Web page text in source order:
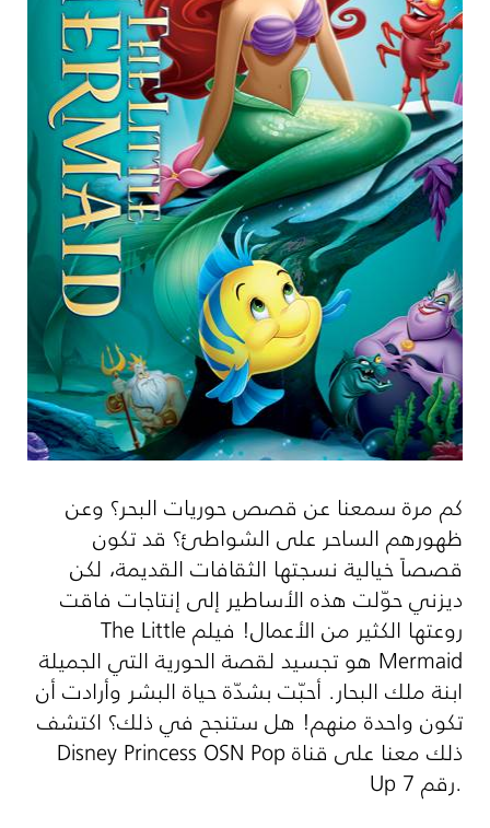
كم مرة سمعنا عن قصص حوريات البحر؟ وعن
ظهورهم الساحر على الشواطئ؟ قد تكون
قصصاً خيالية نسجتها الثقافات القديمة، لكن
ديزني حوّلت هذه الأساطير إلى إنتاجات فاقت
روعتها الكثير من الأعمال! فيلمThe Little
Mermaid هو تجسيد لقصة الحورية التي الجميلة
ابنة ملك البحار. أحبّت بشدّة حياة البشر وأرادت أن
تكون واحدة منهم! هل ستنجح في ذلك؟ اكتشف
ذلك معنا على قناةDisney Princess OSN Pop
Up رقم 7.